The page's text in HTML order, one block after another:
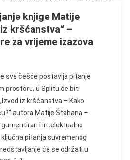
knjige Matije
kršćanstva“ –
za vrijeme izazova
sve češće postavlja pitanje
prostoru, u Splitu će biti
iz kršćanstva – Kako
autora Matije Štahana –
i intelektualno
pitanja suvremenog
će se održati u